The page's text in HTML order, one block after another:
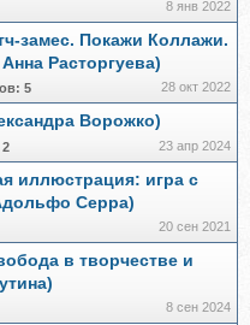
8 янв 2022
замес. Покажи Коллажи.
Расторгуева)
5 28 окт 2022
Ворожко)
2 23 апр 2024
иллюстрация: игра с
Серра)
20 сен 2021
в творчестве и
8 сен 2024